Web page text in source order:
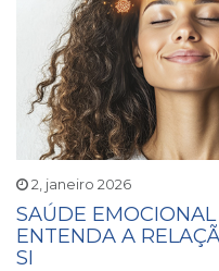
2, janeiro 2026
SAÚDE
ENTENDA A
SI